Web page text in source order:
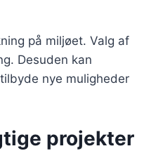
på miljøet. Valg af
Desuden kan
nye muligheder
projekter